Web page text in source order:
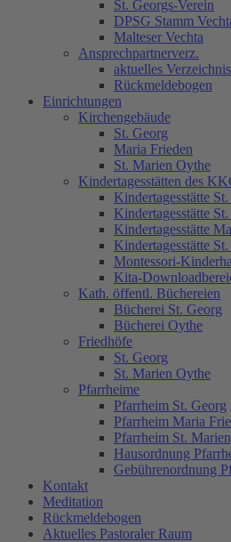
St. Georgs-Verein
DPSG Stamm
Malteser Vechta
Ansprechpartnerverz.
aktuelles Verzeichnis
Rückmeldebogen
Einrichtungen
Kirchengebäude
St. Georg
Maria Frieden
St. Marien Oythe
Kindertagesstätten des
Kindertagesstätte
Kindertagesstätte
Kindertagesstätte
Kindertagesstätte
Montessori-
Kita-
Kath. öffentl. Büchereien
Bücherei St. Georg
Bücherei Oythe
Friedhöfe
St. Georg
St. Marien Oythe
Pfarrheime
Pfarrheim St. Georg
Pfarrheim Maria
Pfarrheim St.
Hausordnung
Gebührenordnung
Kontakt
Meditation
Rückmeldebogen
Aktuelles Pastoraler Raum